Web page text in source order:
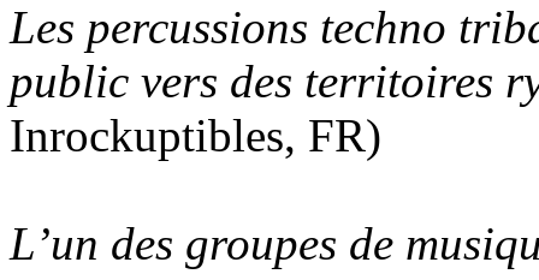
Les percussions techno
public vers des territoires
Inrockuptibles, FR)
L’un des groupes de